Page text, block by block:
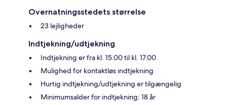
Overnatningsstedets størrelse
23 lejligheder
Indtjekning/udtjekning
Indtjekning er fra kl. 15.00 til kl. 17.00
Mulighed for kontaktløs indtjekning
Hurtig indtjekning/udtjekning er tilgængelig
Minimumsalder for indtjekning: 18 år